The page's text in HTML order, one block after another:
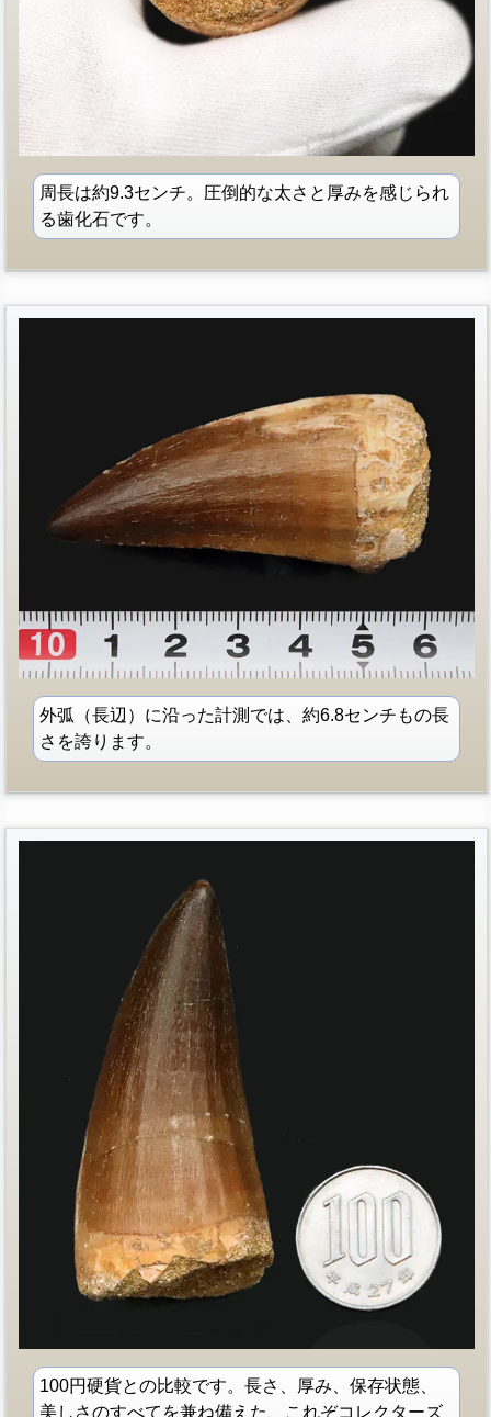
周長は約9.3センチ。圧倒的な太さと厚みを感じられ
る歯化石です。
外弧（長辺）に沿った計測では、約6.8センチもの長
さを誇ります。
100円硬貨との比較です。長さ、厚み、保存状態、
美しさのすべてを兼ね備えた、これぞコレクターズ